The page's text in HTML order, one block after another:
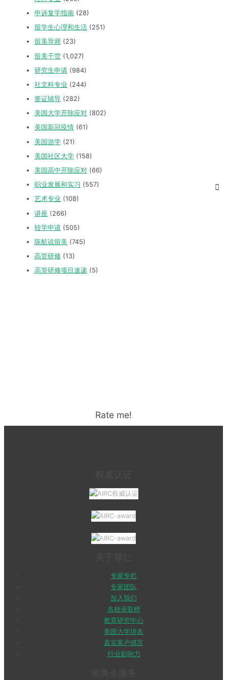
申诉复学指南 (28)
留学生心理和生活 (251)
留美导师 (23)
留美干货 (1,027)
研究生申请 (984)
社文科专业 (244)
签证辅导 (282)
美国大学开除应对 (802)
美国新冠疫情 (61)
美国游学 (21)
美国社区大学 (158)
美国高中开除应对 (66)
职业发展和实习 (557)
艺术专业 (108)
讲座 (266)
转学申请 (505)
陈航说留美 (745)
高管研修 (13)
高管研修项目速递 (5)
Rate me!
专家专栏
专家团队
加入我们
名校录取榜
教育研究中心
美国大学排名
真实客户感言
行业影响力